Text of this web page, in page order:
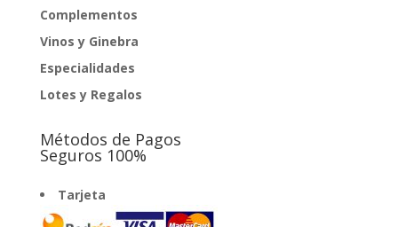
Complementos
Vinos y Ginebra
Especialidades
Lotes y Regalos
Métodos de Pagos
Seguros 100%
Tarjeta